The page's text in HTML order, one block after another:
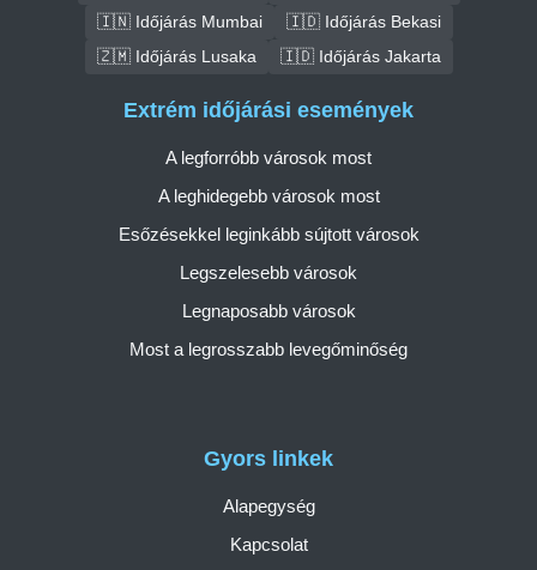
🇮🇳 Időjárás Mumbai
🇮🇩 Időjárás Bekasi
🇿🇲 Időjárás Lusaka
🇮🇩 Időjárás Jakarta
Gyors linkek
Alapegység
Kapcsolat
Extrém időjárási események
A legforróbb városok most
A leghidegebb városok most
Esőzésekkel leginkább sújtott városok
Legszelesebb városok
Legnaposabb városok
Most a legrosszabb levegőminőség